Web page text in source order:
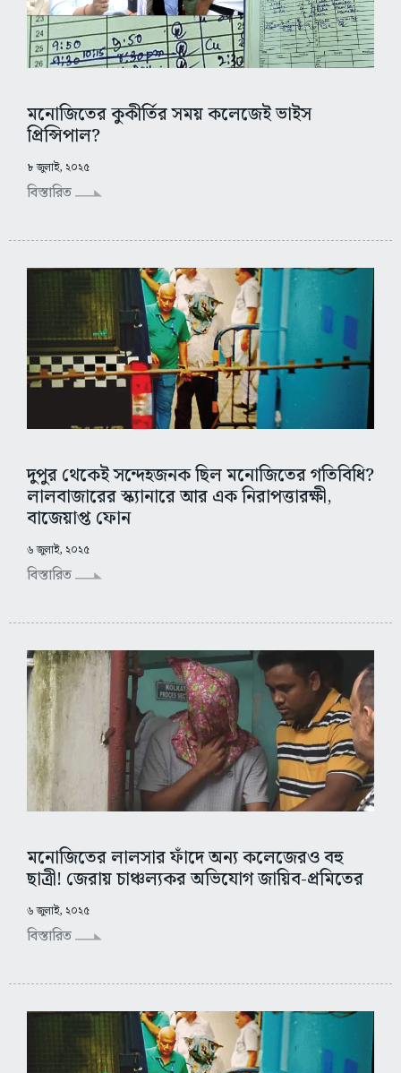
মনোজিতের কুকীর্তির সময় কলেজেই ভাইস
প্রিন্সিপাল?
৮ জুলাই, ২০২৫
বিস্তারিত
দুপুর থেকেই সন্দেহজনক ছিল মনোজিতের গতিবিধি?
লালবাজারের স্ক্যানারে আর এক নিরাপত্তারক্ষী,
বাজেয়াপ্ত ফোন
৬ জুলাই, ২০২৫
বিস্তারিত
মনোজিতের লালসার ফাঁদে অন্য কলেজেরও বহু
ছাত্রী! জেরায় চাঞ্চল্যকর অভিযোগ জায়িব-প্রমিতের
৬ জুলাই, ২০২৫
বিস্তারিত